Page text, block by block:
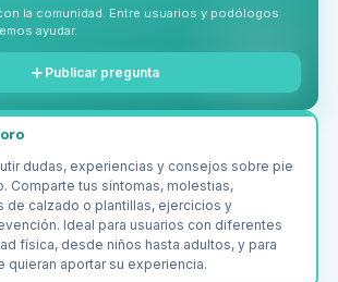
la comunidad. Entre usuarios y podólogos
ayudar.
Publicar pregunta
dudas, experiencias y consejos sobre pie
Comparte tus síntomas, molestias,
de calzado o plantillas, ejercicios y
Ideal para usuarios con diferentes
física, desde niños hasta adultos, y para
quieran aportar su experiencia.